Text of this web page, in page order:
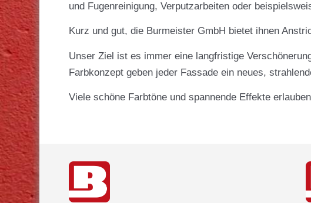
und Fugenreinigung, Verputzarbeiten oder
Kurz und gut, die Burmeister GmbH bietet ihnen
Unser Ziel ist es immer eine langfristige
Farbkonzept geben jeder Fassade ein neues,
Viele schöne Farbtöne und spannende Effekte